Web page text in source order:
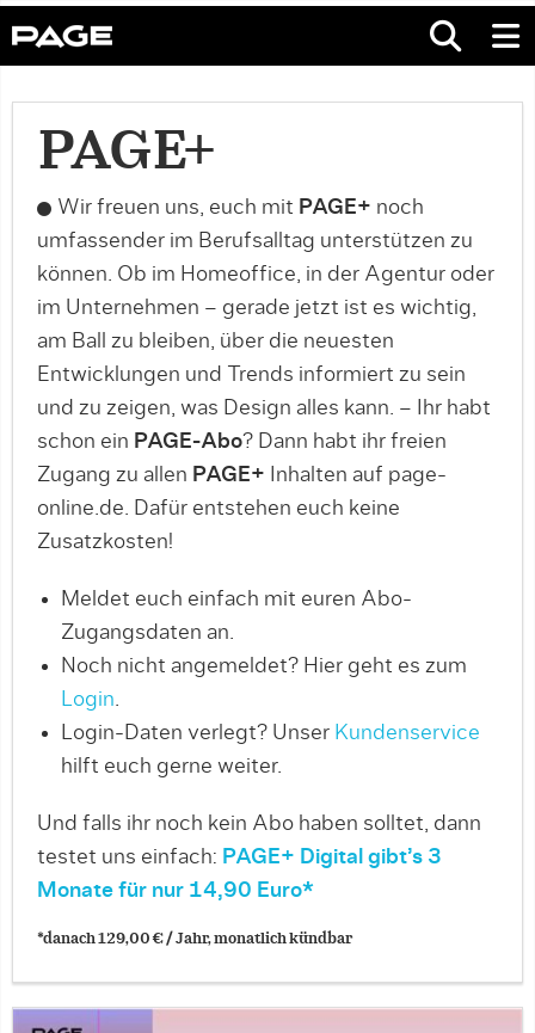
PAGE+
Wir freuen uns, euch mit PAGE+ noch
umfassender im Berufsalltag unterstützen zu
können. Ob im Homeoffice, in der Agentur oder
im Unternehmen – gerade jetzt ist es wichtig,
am Ball zu bleiben, über die neuesten
Entwicklungen und Trends informiert zu sein
und zu zeigen, was Design alles kann. – Ihr habt
schon ein PAGE-Abo? Dann habt ihr freien
Zugang zu allen PAGE+
Inhalten auf page-
online.de. Dafür entstehen euch keine
Zusatzkosten!
Meldet euch einfach mit euren Abo-
Zugangsdaten an.
Noch nicht angemeldet? Hier geht es zum
Login.
Login-Daten verlegt? Unser Kundenservice
hilft euch gerne weiter.
Und falls ihr noch kein Abo haben solltet, dann
testet uns einfach: PAGE+ Digital gibt’s 3
Monate für nur 14,90 Euro*
*danach 129,00 € / Jahr, monatlich kündbar